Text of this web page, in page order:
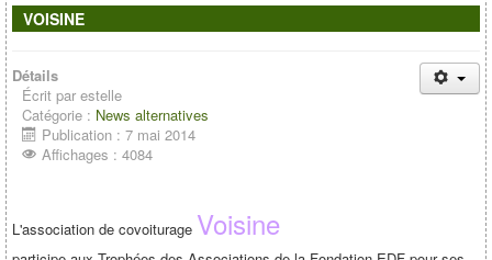
VOISINE
Détails
Écrit par estelle
Catégorie : News alternatives
Publication : 7 mai 2014
Affichages : 4084
L'association de covoiturage Voisine